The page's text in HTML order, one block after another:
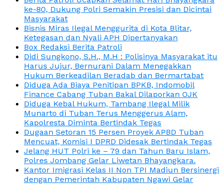
ke-80, Dukung Polri Semakin Presisi dan Dicintai
Masyarakat
Bisnis Miras Ilegal Menggurita di Kota Blitar,
Ketegasan dan Nyali APH Dipertanyakan
Box Redaksi Berita Patroli
Didi Sungkono, S.H., M.H : Polisinya Masyarakat itu
Harus Jujur, Bernurani Dalam Menegakkan
Hukum Berkeadilan Beradab dan Bermartabat
Diduga Ada Biaya Penitipan BPKB, Indomobil
Finance Cabang Tuban Bakal Dilaporkan OJK
Diduga Kebal Hukum, Tambang Ilegal Milik
Munarto di Tuban Terus Menggerus Alam,
Kapolresta Diminta Bertindak Tegas
Dugaan Setoran 15 Persen Proyek APBD Tuban
Mencuat, Komisi I DPRD Didesak Bertindak Tegas
Jelang HUT Polri ke – 79 dan Tahun Baru Islam,
Polres Jombang Gelar Liwetan Bhayangkara.
Kantor Imigrasi Kelas II Non TPI Madiun Bersinergi
dengan Pemerintah Kabupaten Ngawi Gelar